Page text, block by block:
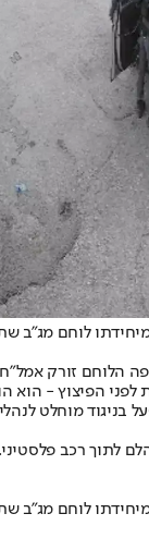
לוחם מג"ב
הלוחם זורק
בניגוד מוחלט
לתוך רכב
לוחם מג"ב